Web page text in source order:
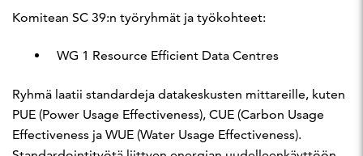
Komitean SC 39:n työryhmät ja työkohteet:
WG 1 Resource Efficient Data Centres
Ryhmä laatii standardeja datakeskusten mittareille, kuten
PUE (Power Usage Effectiveness), CUE (Carbon Usage
Effectiveness ja WUE (Water Usage Effectiveness).